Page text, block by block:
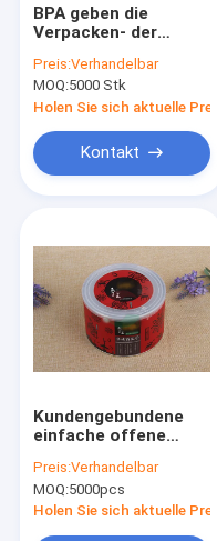
BPA geben die
Verpacken- der
frei, die
umweltfreundlichen
wasser- Beweis
verpacken
Preis:Verhandelbar
MOQ:5000 Stk
Holen Sie sich aktuelle Preis
Kontakt
Kundengebundene
einfache offene
Aluminiumnahrung
kann das ungiftige
Verpacken
Preis:Verhandelbar
MOQ:5000pcs
Holen Sie sich aktuelle Preis